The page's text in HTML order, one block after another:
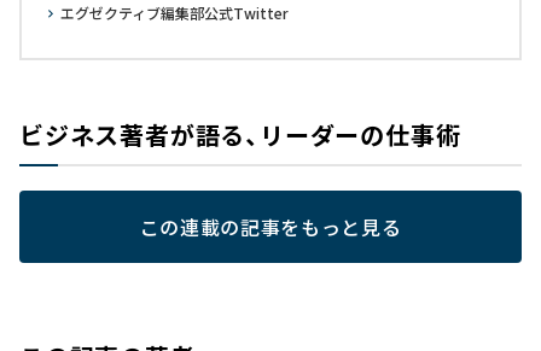
エグゼクティブ編集部公式Twitter
ビジネス著者が語る、リーダーの仕事術
この連載の記事をもっと見る